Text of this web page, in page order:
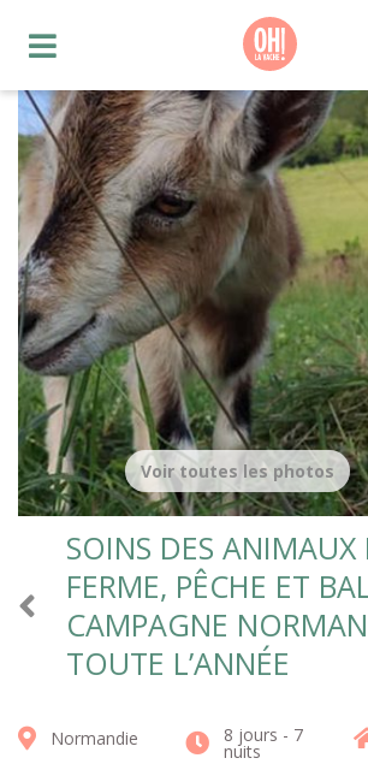
SOINS DES ANIMAUX
FERME, PÊCHE ET
CAMPAGNE
TOUTE L’ANNÉE
Voir toutes les photos
Normandie 8 jours - 7
nuits